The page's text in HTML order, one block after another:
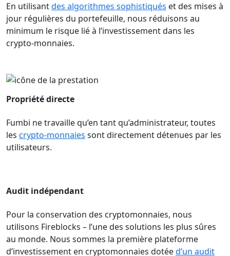
En utilisantdes algorithmes sophistiqués et des mises à
jour régulières du portefeuille, nous réduisons au
minimum le risque lié à l’investissement dans les
crypto-monnaies.
Propriété directe
Fumbi ne travaille qu’en tant qu’administrateur, toutes
les crypto-monnaies sont directement détenues par les
utilisateurs.
Audit indépendant
Pour la conservation des cryptomonnaies, nous
utilisons Fireblocks – l’une des solutions les plus sûres
au monde. Nous sommes la première plateforme
d’investissement en cryptomonnaies dotéed’un audit